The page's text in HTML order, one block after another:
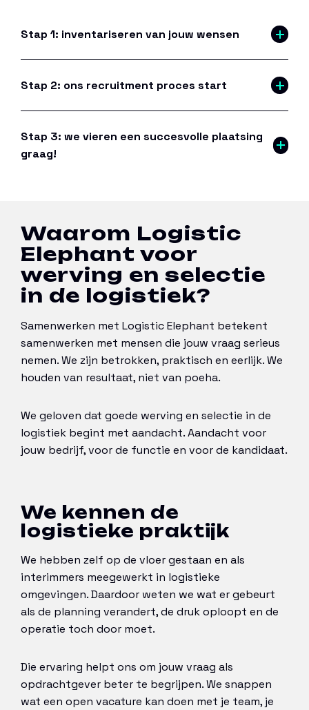
Stap 1: inventariseren van jouw wensen
Stap 2: ons recruitment proces start
Stap 3: we vieren een succesvolle plaatsing
graag!
Waarom Logistic
Elephant voor
werving en selectie
in de logistiek?
Samenwerken met Logistic Elephant betekent
samenwerken met mensen die jouw vraag serieus
nemen. We zijn betrokken, praktisch en eerlijk. We
houden van resultaat, niet van poeha.
We geloven dat goede werving en selectie in de
logistiek begint met aandacht. Aandacht voor
jouw bedrijf, voor de functie en voor de kandidaat.
We kennen de
logistieke praktijk
We hebben zelf op de vloer gestaan en als
interimmers meegewerkt in logistieke
omgevingen. Daardoor weten we wat er gebeurt
als de planning verandert, de druk oploopt en de
operatie toch door moet.
Die ervaring helpt ons om jouw vraag als
opdrachtgever beter te begrijpen. We snappen
wat een open vacature kan doen met je team, je